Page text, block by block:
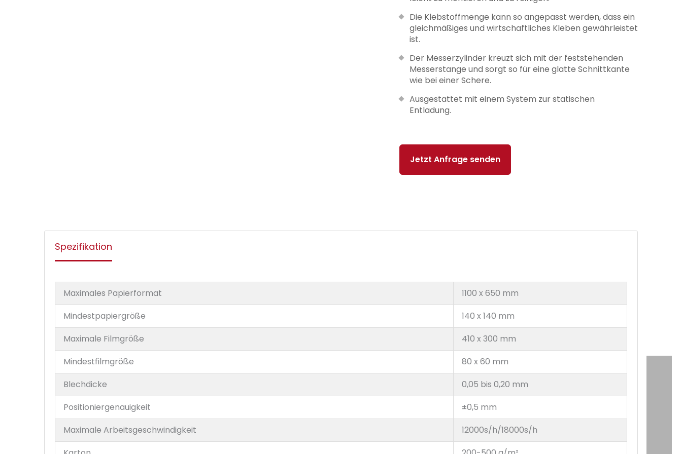
Die Klebstoffmenge kann so angepasst werden, dass ein
gleichmäßiges und wirtschaftliches Kleben gewährleistet
ist.
Der Messerzylinder kreuzt sich mit der feststehenden
Messerstange und sorgt so für eine glatte Schnittkante
wie bei einer Schere.
Ausgestattet mit einem System zur statischen
Entladung.
Jetzt Anfrage senden
Spezifikation
Maximales Papierformat
1100 x 650 mm
Mindestpapiergröße
140 x 140 mm
Maximale Filmgröße
410 x 300 mm
Mindestfilmgröße
80 x 60 mm
Blechdicke
0,05 bis 0,20 mm
Positioniergenauigkeit
±0,5 mm
Maximale Arbeitsgeschwindigkeit
12000s/h/18000s/h